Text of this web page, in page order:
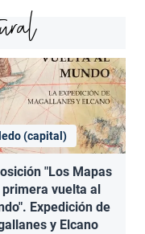
(capital)
"Los Mapas
primera vuelta al
Expedición de
y Elcano